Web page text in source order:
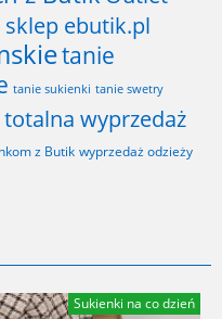
sklep ebutik.pl
tanie
tanie sukienki tanie swetry
totalna wyprzedaż
z Butik wyprzedaż odzieży
Sukienki na co dzień